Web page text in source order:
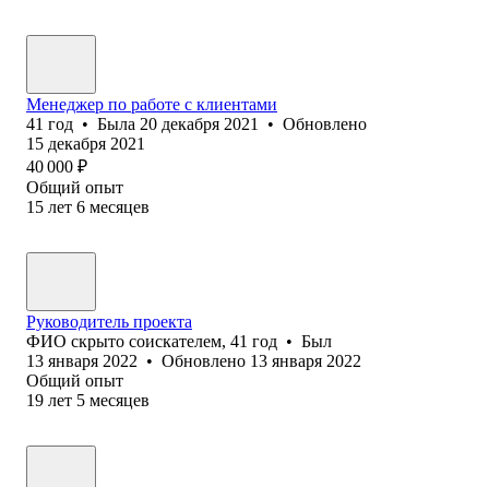
Менеджер по работе с клиентами
41 год • Была 20 декабря 2021 • Обновлено
15 декабря 2021
40 000 ₽
Общий опыт
15 лет 6 месяцев
Руководитель проекта
ФИО скрыто соискателем, 41 год • Был
13 января 2022 • Обновлено 13 января 2022
Общий опыт
19 лет 5 месяцев